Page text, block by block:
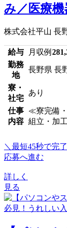
み／医療
株式会社平山 長
給与 月収例
勤務
地
長野県 長
寮・
社宅
あり
仕事
内容
≪寮完備
組立・加
＼最短45秒で完
応募へ進む
詳しく
見る